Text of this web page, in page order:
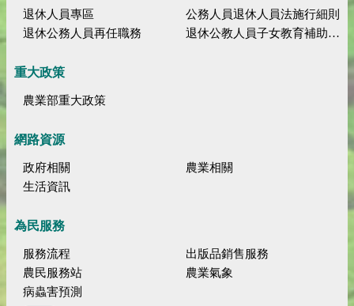
退休人員專區
公務人員退休人員法施行細則
退休公務人員再任職務
退休公教人員子女教育補助規定
重大政策
農業部重大政策
網路資源
政府相關
農業相關
生活資訊
為民服務
服務流程
出版品銷售服務
農民服務站
農業氣象
病蟲害預測